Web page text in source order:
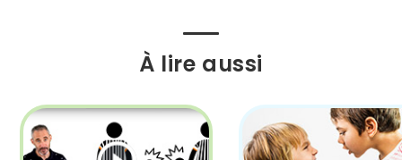
À lire aussi